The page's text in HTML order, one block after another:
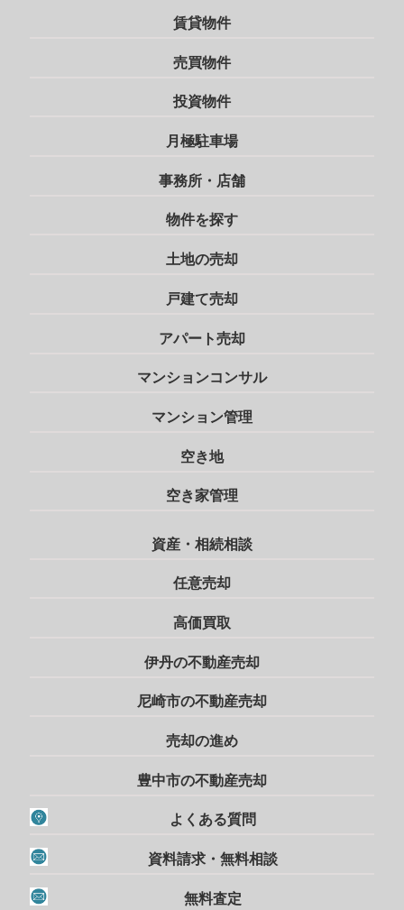
賃貸物件
売買物件
投資物件
月極駐車場
事務所・店舗
物件を探す
土地の売却
戸建て売却
アパート売却
マンションコンサル
マンション管理
空き地
空き家管理
資産・相続相談
任意売却
高価買取
伊丹の不動産売却
尼崎市の不動産売却
売却の進め
豊中市の不動産売却
よくある質問
資料請求・無料相談
無料査定